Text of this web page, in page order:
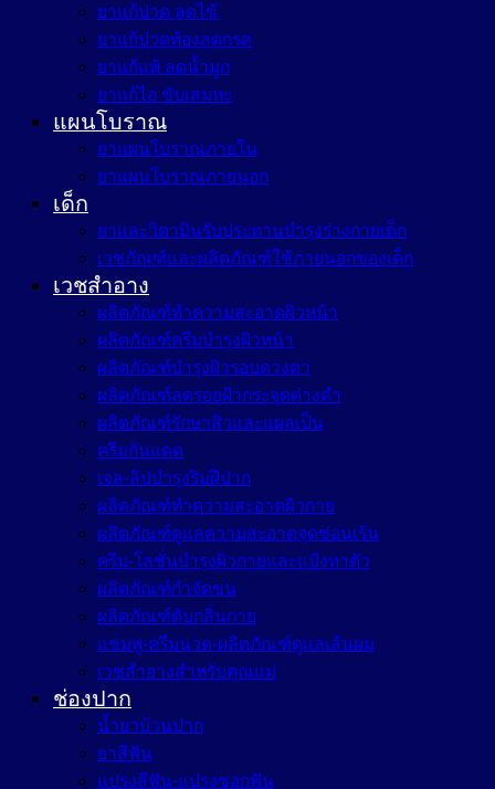
ยาแก้ปวด ลดไข้
ยาแก้ปวดท้องลดกรด
ยาแก้แพ้ ลดน้ำมูก
ยาแก้ไอ ขับเสมหะ
แผนโบราณ
ยาแผนโบราณภายใน
ยาแผนโบราณภายนอก
เด็ก
ยาและวิตามินรับประทานบำรุงร่างกายเด็ก
เวชภัณฑ์และผลิตภัณฑ์ใช้ภายนอกของเด็ก
เวชสำอาง
ผลิตภัณฑ์ทำความสะอาดผิวหน้า
ผลิตภัณฑ์ครีมบำรุงผิวหน้า
ผลิตภัณฑ์บำรุงผิวรอบดวงตา
ผลิตภัณฑ์ลดรอยฝ้ากระจุดด่างดำ
ผลิตภัณฑ์รักษาสิวและแผลเป็น
ครีมกันแดด
เจล-ลิปบำรุงริมฝีปาก
ผลิตภัณฑ์ทำความสะอาดผิวกาย
ผลิตภัณฑ์ดูแลความสะอาดจุดซ่อนเร้น
ครีม-โลชั่นบำรุงผิวกายและแป้งทาตัว
ผลิตภัณฑ์กำจัดขน
ผลิตภัณฑ์ดับกลิ่นกาย
แชมพู-ครีมนวด-ผลิตภัณฑ์ดูแลเส้นผม
เวชสำอางสำหรับคุณแม่
ช่องปาก
น้ำยาบ้วนปาก
ยาสีฟัน
แปรงสีฟัน-แปรงซอกฟัน